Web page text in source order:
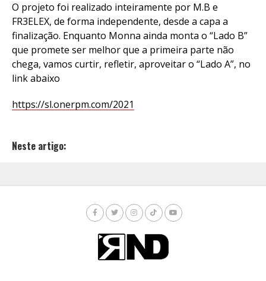
O projeto foi realizado inteiramente por M.B e
FR3ELEX, de forma independente, desde a capa a
finalização. Enquanto Monna ainda monta o “Lado B”
que promete ser melhor que a primeira parte não
chega, vamos curtir, refletir, aproveitar o “Lado A”, no
link abaixo
https://sl.onerpm.com/2021
Neste artigo: